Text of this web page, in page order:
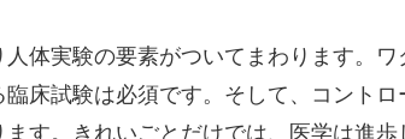
体実験の要素がついてまわります。ワ
床試験は必須です。そして、コントロ
す。きれいごとだけでは、医学は進歩